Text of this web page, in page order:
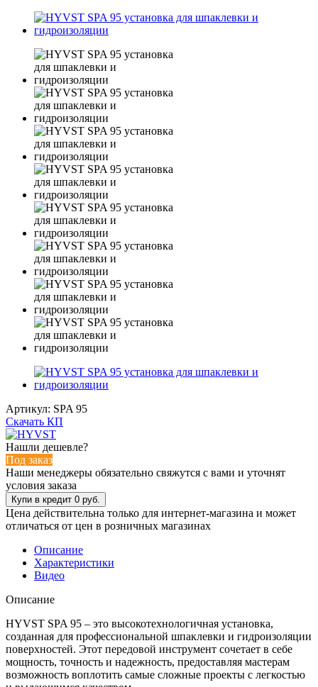
Артикул: SPA 95
Скачать КП
Нашли дешевле?
Под заказ
Наши менеджеры обязательно свяжутся с вами и уточнят
условия заказа
Цена действительна только для интернет-магазина и может
отличаться от цен в розничных магазинах
Описание
Характеристики
Видео
Описание
HYVST SPA 95 – это высокотехнологичная установка,
созданная для профессиональной шпаклевки и гидроизоляции
поверхностей. Этот передовой инструмент сочетает в себе
мощность, точность и надежность, предоставляя мастерам
возможность воплотить самые сложные проекты с легкостью